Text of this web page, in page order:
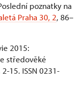
poznatky na
Praha 30, 2, 86–
2015:
středověké
2-15. ISSN 0231-